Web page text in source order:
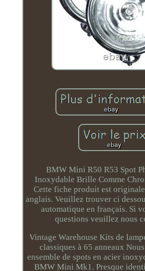
BMW Mini R50 R53 Spot
Inoxydable Brille Comme
Cette fiche produit est
anglais. Veuillez trouver ci
automatique en français. Si
questions veuillez nous
Vintage Warehouse Kits de
classiques à 65 anneaux
ensemble de spots en acier
BMW Mini Mk1. Presque